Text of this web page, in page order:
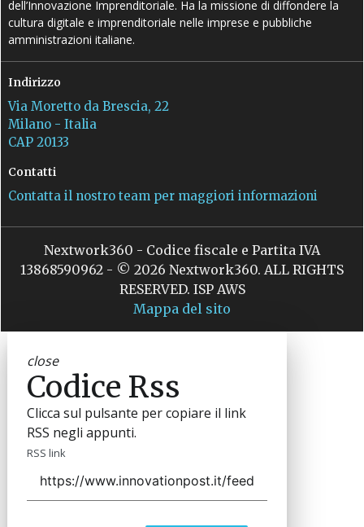
dell’Innovazione Imprenditoriale. Ha la missione di diffondere la
cultura digitale e imprenditoriale nelle imprese e pubbliche
amministrazioni italiane.
Indirizzo
Via Moretto da Brescia, 22
Milano - Italia
CAP 20133
Contatti
Contatta il nostro team per maggiori informazioni
Nextwork360 - Codice fiscale e Partita IVA
13868590962 - © 2026 Nextwork360. ALL RIGHTS
RESERVED. ISP AWS
Mappa del sito
close
Codice Rss
Clicca sul pulsante per copiare il link
RSS negli appunti.
RSS link